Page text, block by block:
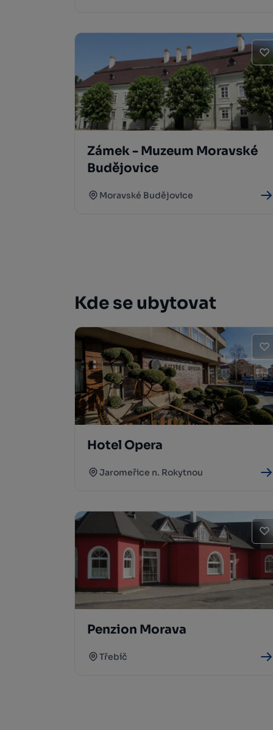
Zámek - Muzeum Moravské
Budějovice
Moravské Budějovice
Kde se ubytovat
Hotel Opera
Jaromeřice n. Rokytnou
Penzion Morava
Třebíč